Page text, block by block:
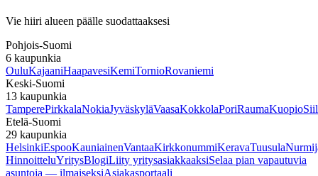
Vie hiiri alueen päälle suodattaaksesi
Pohjois-Suomi
6 kaupunkia
OuluKajaaniHaapavesiKemiTornioRovaniemi
Keski-Suomi
13 kaupunkia
TamperePirkkalaNokiaJyväskyläVaasaKokkolaPoriRaumaKuopio
Etelä-Suomi
29 kaupunkia
HelsinkiEspooKauniainenVantaaKirkkonummiKeravaTuusula
HinnoitteluYritysBlogiLiity yritysasiakkaaksiSelaa pian vapautuvia
asuntoja — ilmaiseksiAsiakasportaali